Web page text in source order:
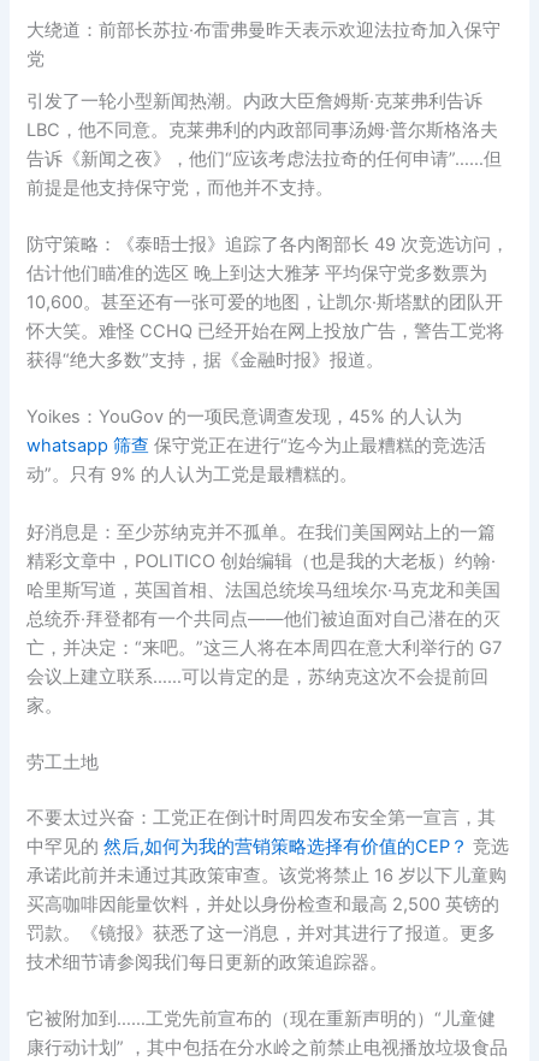
大绕道：前部长苏拉·布雷弗曼昨天表示欢迎法拉奇加入保守
党
引发了一轮小型新闻热潮。内政大臣詹姆斯·克莱弗利告诉
LBC，他不同意。克莱弗利的内政部同事汤姆·普尔斯格洛夫
告诉《新闻之夜》，他们“应该考虑法拉奇的任何申请”……但
前提是他支持保守党，而他并不支持。
防守策略：《泰晤士报》追踪了各内阁部长 49 次竞选访问，
估计他们瞄准的选区 晚上到达大雅茅 平均保守党多数票为
10,600。甚至还有一张可爱的地图，让凯尔·斯塔默的团队开
怀大笑。难怪 CCHQ 已经开始在网上投放广告，警告工党将
获得“绝大多数”支持，据《金融时报》报道。
Yoikes：YouGov 的一项民意调查发现，45% 的人认为
whatsapp 筛查 保守党正在进行“迄今为止最糟糕的竞选活
动”。只有 9% 的人认为工党是最糟糕的。
好消息是：至少苏纳克并不孤单。在我们美国网站上的一篇
精彩文章中，POLITICO 创始编辑（也是我的大老板）约翰·
哈里斯写道，英国首相、法国总统埃马纽埃尔·马克龙和美国
总统乔·拜登都有一个共同点——他们被迫面对自己潜在的灭
亡，并决定：“来吧。”这三人将在本周四在意大利举行的 G7
会议上建立联系……可以肯定的是，苏纳克这次不会提前回
家。
劳工土地
不要太过兴奋：工党正在倒计时周四发布安全第一宣言，其
中罕见的然后,如何为我的营销策略选择有价值的CEP？ 竞选
承诺此前并未通过其政策审查。该党将禁止 16 岁以下儿童购
买高咖啡因能量饮料，并处以身份检查和最高 2,500 英镑的
罚款。《镜报》获悉了这一消息，并对其进行了报道。更多
技术细节请参阅我们每日更新的政策追踪器。
它被附加到……工党先前宣布的（现在重新声明的）“儿童健
康行动计划” ，其中包括在分水岭之前禁止电视播放垃圾食品